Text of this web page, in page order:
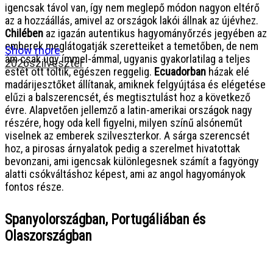
igencsak távol van, így nem meglepő módon nagyon eltérő
az a hozzáállás, amivel az országok lakói állnak az újévhez.
Chilében az igazán autentikus hagyományőrzés jegyében az
emberek meglátogatják szeretteiket a temetőben, de nem
ám csak úgy ímmel-ámmal, ugyanis gyakorlatilag a teljes
estét ott töltik, egészen reggelig. Ecuadorban házak elé
madárijesztőket állítanak, amiknek felgyújtása és elégetése
elűzi a balszerencsét, és megtisztulást hoz a következő
évre. Alapvetően jellemző a latin-amerikai országok nagy
részére, hogy oda kell figyelni, milyen színű alsóneműt
viselnek az emberek szilveszterkor. A sárga szerencsét
hoz, a pirosas árnyalatok pedig a szerelmet hivatottak
bevonzani, ami igencsak különlegesnek számít a fagyöngy
alatti csókváltáshoz képest, ami az angol hagyományok
fontos része.
Spanyolországban, Portugáliában és
Olaszországban
Show more
2026szilveszter